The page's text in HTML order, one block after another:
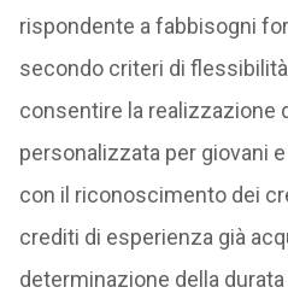
rispondente a fabbisogni
secondo criteri di
consentire la realizzazione
personalizzata per giovani
con il riconoscimento dei
crediti di esperienza già
determinazione della